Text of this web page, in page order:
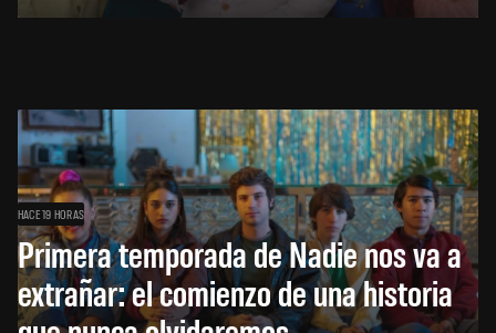
HACE 19 HORAS
Primera temporada de Nadie nos va a
extrañar: el comienzo de una historia